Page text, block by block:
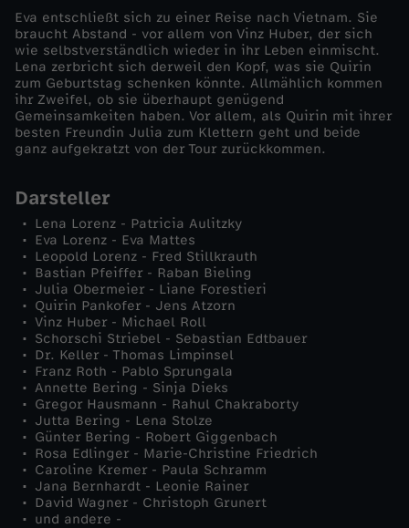
l
Eva entschließt sich zu einer Reise nach Vietnam. Sie
braucht Abstand - vor allem von Vinz Huber, der sich
wie selbstverständlich wieder in ihr Leben einmischt.
Lena zerbricht sich derweil den Kopf, was sie Quirin
zum Geburtstag schenken könnte. Allmählich kommen
ihr Zweifel, ob sie überhaupt genügend
Gemeinsamkeiten haben. Vor allem, als Quirin mit ihrer
besten Freundin Julia zum Klettern geht und beide
ganz aufgekratzt von der Tour zurückkommen.
Darsteller
Lena Lorenz - Patricia Aulitzky
Eva Lorenz - Eva Mattes
Leopold Lorenz - Fred Stillkrauth
Bastian Pfeiffer - Raban Bieling
Julia Obermeier - Liane Forestieri
Quirin Pankofer - Jens Atzorn
Vinz Huber - Michael Roll
Schorschi Striebel - Sebastian Edtbauer
Dr. Keller - Thomas Limpinsel
Franz Roth - Pablo Sprungala
Annette Bering - Sinja Dieks
Gregor Hausmann - Rahul Chakraborty
Jutta Bering - Lena Stolze
Günter Bering - Robert Giggenbach
Rosa Edlinger - Marie-Christine Friedrich
Caroline Kremer - Paula Schramm
Jana Bernhardt - Leonie Rainer
David Wagner - Christoph Grunert
und andere -